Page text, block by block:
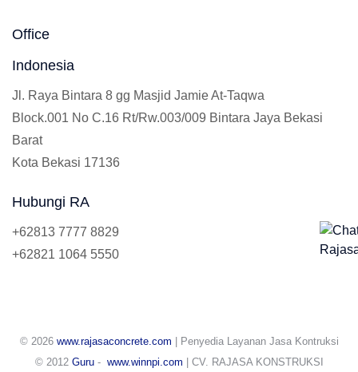
Office
Indonesia
Jl. Raya Bintara 8 gg Masjid Jamie At-Taqwa
Block.001 No C.16 Rt/Rw.003/009 Bintara Jaya Bekasi
Barat
Kota Bekasi 17136
Hubungi RA
+62813 7777 8829
+62821 1064 5550
© 2026 www.rajasaconcrete.com | Penyedia Layanan Jasa Kontruksi
© 2012 Guru- www.winnpi.com | CV. RAJASA KONSTRUKSI